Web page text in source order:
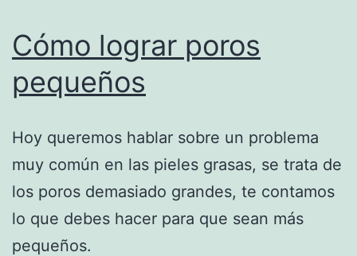
Cómo lograr poros
pequeños
Hoy queremos hablar sobre un problema
muy común en las pieles grasas, se trata de
los poros demasiado grandes, te contamos
lo que debes hacer para que sean más
pequeños.